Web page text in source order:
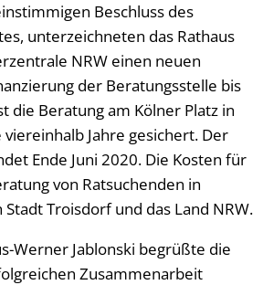
Beschluss des
unterzeichneten das Rathaus
NRW einen neuen
der Beratungsstelle bis
die Beratung am Kölner Platz in
Jahre gesichert. Der
Ende Juni 2020. Die Kosten für
von Ratsuchenden in
Troisdorf und das Land NRW.
Werner Jablonski begrüßte die
Zusammenarbeit